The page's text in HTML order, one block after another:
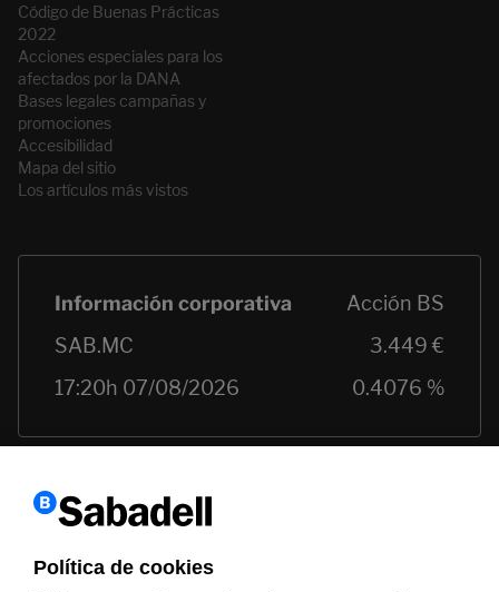
Código de Buenas Prácticas
2022
Acciones especiales para los
afectados por la DANA
Bases legales campañas y
promociones
Accesibilidad
Mapa del sitio
Los artículos más vistos
Política de cookies